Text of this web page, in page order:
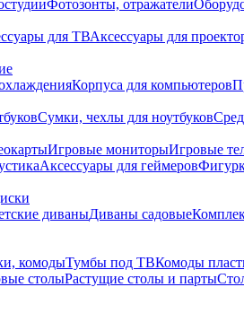
Фотозонты, отражатели
для ТВАксессуары для
Корпуса для компьютеров
Сумки, чехлы для ноутбуков
Игровые мониторыИгровые
Аксессуары для геймеров
диваныДиваны садовые
комодыТумбы под ТВКомоды
столыРастущие столы и парты